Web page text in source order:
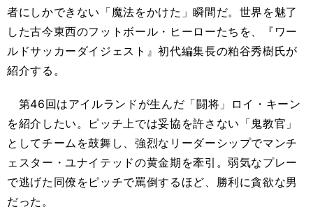
者にしかできない「魔法をかけた」瞬間だ。世界を魅了
した古今東西のフットボール・ヒーローたちを、『ワー
ルドサッカーダイジェスト』初代編集長の粕谷秀樹氏が
紹介する。
第46回はアイルランドが生んだ「闘将」ロイ・キーン
を紹介したい。ピッチ上では妥協を許さない「鬼教官」
としてチームを鼓舞し、強烈なリーダーシップでマンチ
ェスター・ユナイテッドの黄金期を牽引。弱気なプレー
で逃げた同僚をピッチで罵倒するほど、勝利に貪欲な男
だった。